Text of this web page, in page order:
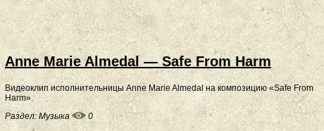
Anne Marie Almedal — Safe From Harm
Видеоклип исполнительницы Anne Marie Almedal на композицию «Safe From
Harm».
Раздел: Музыка 0